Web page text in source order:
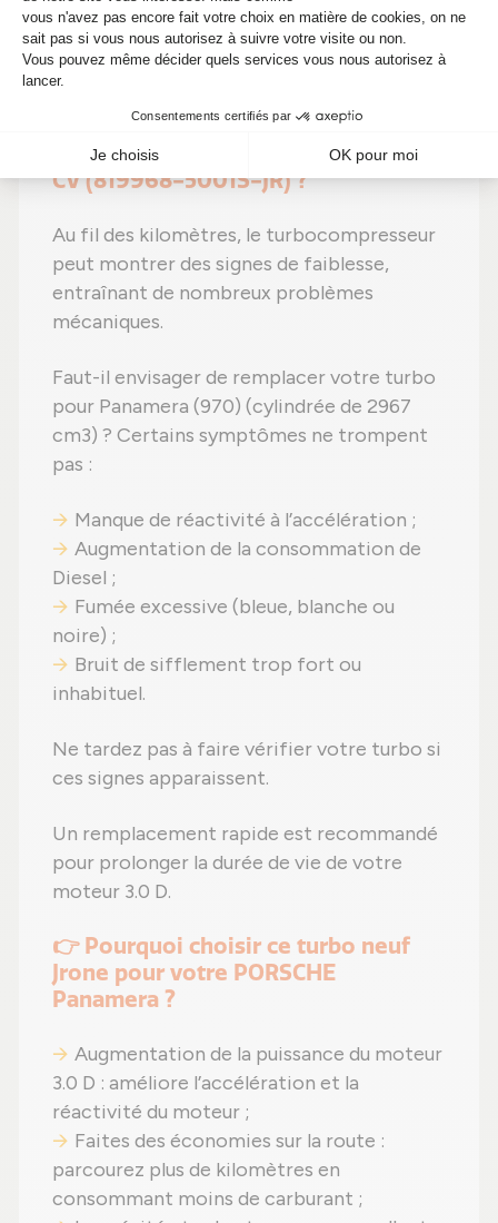
améliore les performances du moteur tout
en limitant la consommation de carburant,
permettant ainsi une conduite plus fluide.
🛑 Quand faut-il changer un turbo
pour PORSCHE Panamera 3.0 D 211
CV (819968-5001S-JR) ?
Au fil des kilomètres, le turbocompresseur
peut montrer des signes de faiblesse,
entraînant de nombreux problèmes
mécaniques.
Faut-il envisager de remplacer votre turbo
pour Panamera (970) (cylindrée de 2967
cm3) ? Certains symptômes ne trompent
pas :
Manque de réactivité à l’accélération ;
Augmentation de la consommation de
Diesel ;
Fumée excessive (bleue, blanche ou
noire) ;
Bruit de sifflement trop fort ou
inhabituel.
Ne tardez pas à faire vérifier votre turbo si
ces signes apparaissent.
Un remplacement rapide est recommandé
pour prolonger la durée de vie de votre
moteur 3.0 D.
👉 Pourquoi choisir ce turbo neuf
Jrone pour votre PORSCHE
Panamera ?
Augmentation de la puissance du moteur
3.0 D : améliore l’accélération et la
réactivité du moteur ;
Faites des économies sur la route :
parcourez plus de kilomètres en
consommant moins de carburant ;